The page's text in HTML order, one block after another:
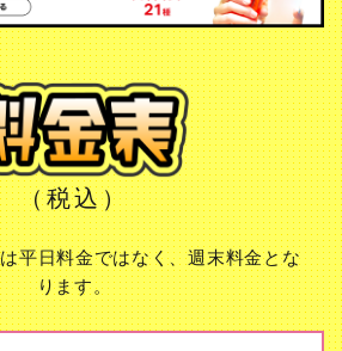
（税込）
平日料金ではなく、週末料金とな